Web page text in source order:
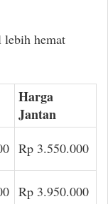
lebih hemat
Harga
Jantan
Rp 3.550.000
Rp 3.950.000